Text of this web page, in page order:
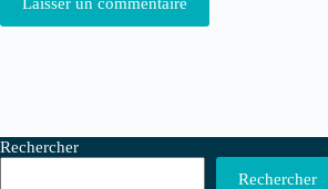
Laisser un commentaire
Rechercher
Rechercher